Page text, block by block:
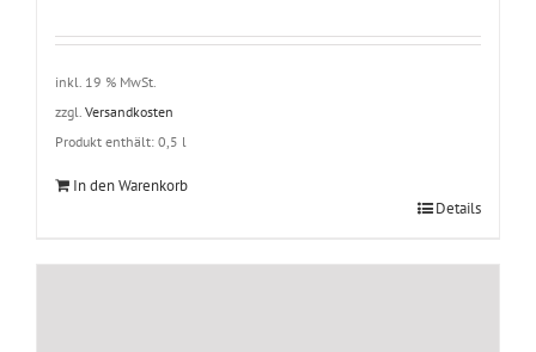
inkl. 19 % MwSt.
zzgl. Versandkosten
Produkt enthält: 0,5 l
In den Warenkorb
Details